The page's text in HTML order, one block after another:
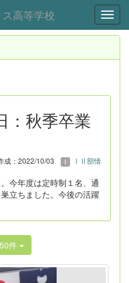
高等学校
：秋季卒業
成：2022/10/03
ⅠⅡ部情
今年度は定時制１名、通
立ちました。今後の活躍
50件